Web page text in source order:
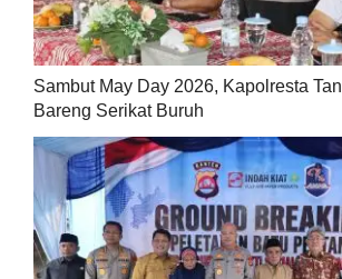
Sambut May Day 2026, Kapolresta
Bareng Serikat Buruh